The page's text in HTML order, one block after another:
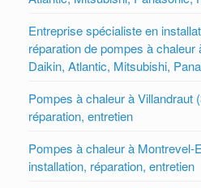
Entreprise spécialiste en
réparation de pompes à chaleur
Daikin, Atlantic, Mitsubishi,
Pompes à chaleur à Villandraut
réparation, entretien
Pompes à chaleur à Montrevel-
installation, réparation, entretien